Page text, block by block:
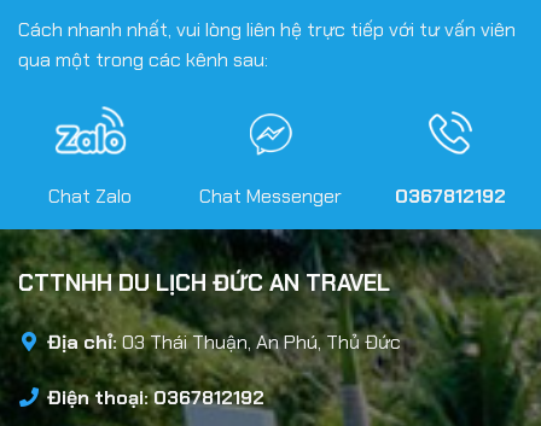
Cách nhanh nhất, vui lòng liên hệ trực tiếp với tư vấn viên
qua một trong các kênh sau:
Chat Zalo Chat Messenger 0367812192
CTTNHH DU LỊCH ĐỨC AN TRAVEL
Địa chỉ:03 Thái Thuận, An Phú, Thủ Đức
Điện thoại: 0367812192